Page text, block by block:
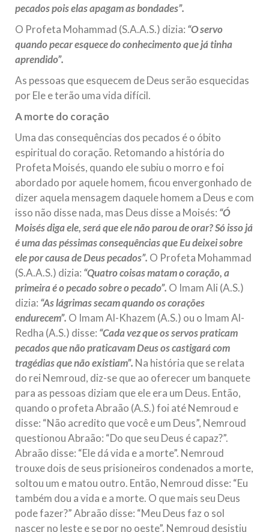
pecados pois elas apagam as bondades”.
O Profeta Mohammad (S.A.A.S.) dizia: “O servo
quando pecar esquece do conhecimento que já tinha
aprendido”.
As pessoas que esquecem de Deus serão esquecidas
por Ele e terão uma vida difícil.
A morte do coração
Uma das consequências dos pecados é o óbito
espiritual do coração. Retomando a história do
Profeta Moisés, quando ele subiu o morro e foi
abordado por aquele homem, ficou envergonhado de
dizer aquela mensagem daquele homem a Deus e com
isso não disse nada, mas Deus disse a Moisés: “Ó
Moisés diga ele, será que ele não parou de orar? Só isso já
é uma das péssimas consequências que Eu deixei sobre
ele por causa de Deus pecados”. O Profeta Mohammad
(S.A.A.S.) dizia: “Quatro coisas matam o coração, a
primeira é o pecado sobre o pecado”. O Imam Ali (A.S.)
dizia: “As lágrimas secam quando os corações
endurecem”. O Imam Al-Khazem (A.S.) ou o Imam Al-
Redha (A.S.) disse: “Cada vez que os servos praticam
pecados que não praticavam Deus os castigará com
tragédias que não existiam”. Na história que se relata
do rei Nemroud, diz-se que ao oferecer um banquete
para as pessoas diziam que ele era um Deus. Então,
quando o profeta Abraão (A.S.) foi até Nemroud e
disse: “Não acredito que você e um Deus”, Nemroud
questionou Abraão: “Do que seu Deus é capaz?”.
Abraão disse: “Ele dá vida e a morte”. Nemroud
trouxe dois de seus prisioneiros condenados a morte,
soltou um e matou outro. Então, Nemroud disse: “Eu
também dou a vida e a morte. O que mais seu Deus
pode fazer?” Abraão disse: “Meu Deus faz o sol
nascer no leste e se por no oeste”. Nemroud desistiu